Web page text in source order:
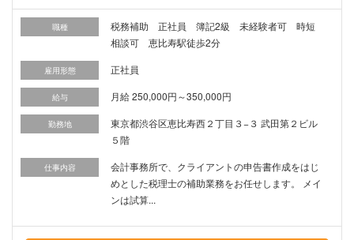
職種
税務補助 正社員 簿記2級 未経験者可 時短
相談可 恵比寿駅徒歩2分
雇用形態 正社員
給与 月給 250,000円～350,000円
勤務地
東京都渋谷区恵比寿西２丁目３−３ 武田第２ビル
５階
仕事内容
会計事務所で、クライアントの申告書作成をはじ
めとした税理士の補助業務をお任せします。 メイ
ンは試算...